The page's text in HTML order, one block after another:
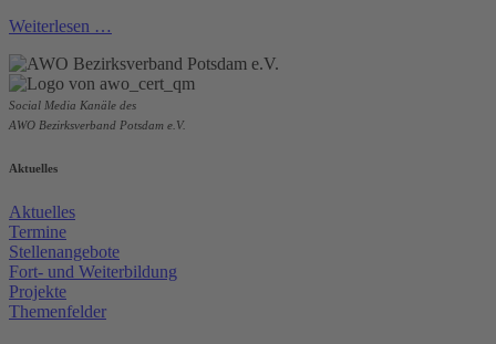
Weiterlesen …
Social Media Kanäle des
AWO Bezirksverband Potsdam e.V.
Aktuelles
Aktuelles
Termine
Stellenangebote
Fort- und Weiterbildung
Projekte
Themenfelder